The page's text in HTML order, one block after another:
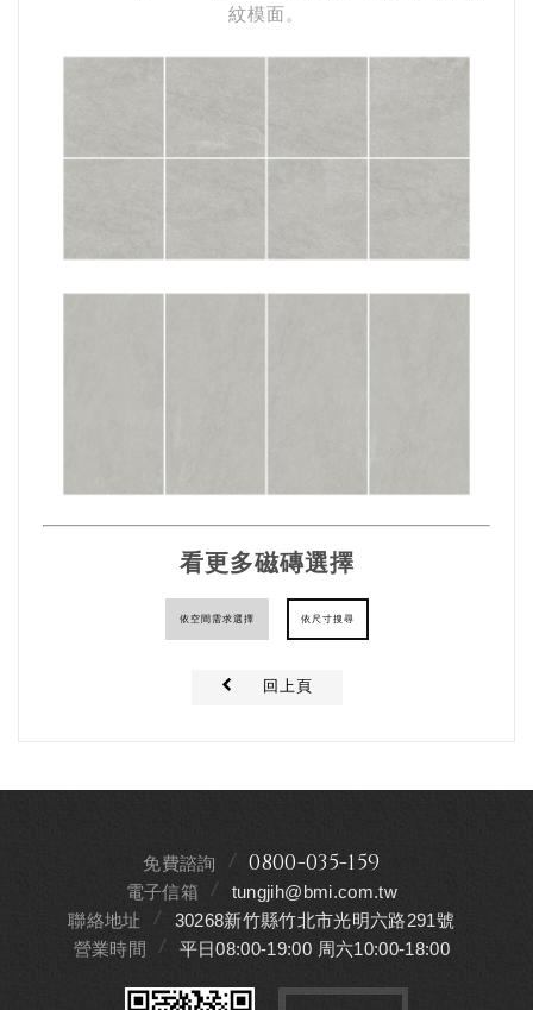
紋模面。
看更多磁磚選擇
依空間需求選擇 依尺寸搜尋
回上頁
免費諮詢 0800-035-159
電子信箱
tungjih@bmi.com.tw
聯絡地址
30268新竹縣竹北市光明六路291號
營業時間
平日08:00-19:00 周六10:00-18:00